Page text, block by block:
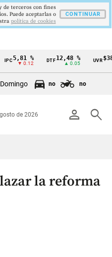
5,81 %
▼ 0.12
DTF 12,48 %
▲ 0.05
UVR
Domingo no no
person search
de 2026
la reforma
de terceros con fines
Puede aceptarlas o
politica de cookies
CONTINUAR